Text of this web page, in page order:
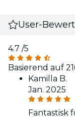
User-
4.7 /5
Basierend auf
Kamilla B.
Jan. 2025
Fantastisk